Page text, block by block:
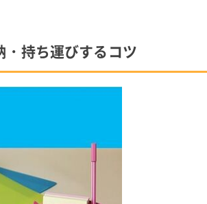
持ち運びするコツ